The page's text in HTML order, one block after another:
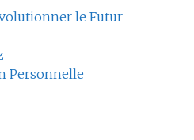
le Futur
Personnelle